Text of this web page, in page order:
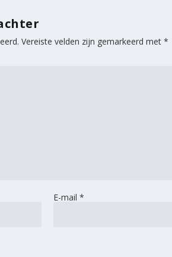
Vereiste velden zijn gemarkeerd met*
E-mail *